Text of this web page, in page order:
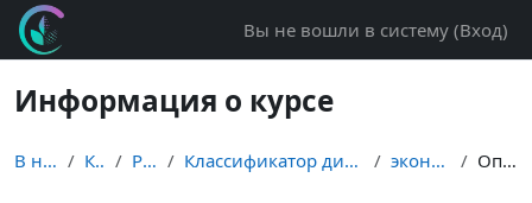
Перейти к основному содержанию
Вы не вошли в систему (Вход)
Информация о курсе
В начало Курсы Разное Классификатор дисциплин Заочное во эконометрика Описание